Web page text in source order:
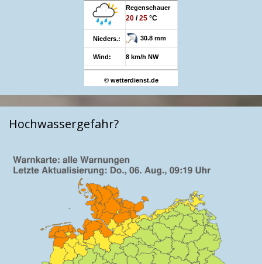
Regenschauer
20 /25 °C
Nieders.: 30.8 mm
Wind: 8 km/h NW
© wetterdienst.de
Hochwassergefahr?